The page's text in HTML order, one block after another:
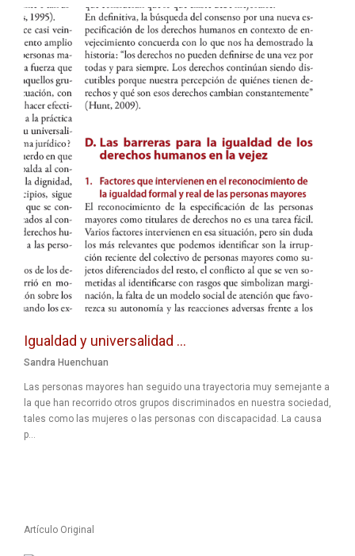
Igualdad y universalidad ...
Sandra Huenchuan
Las personas mayores han seguido una trayectoria muy semejante a
la que han recorrido otros grupos discriminados en nuestra sociedad,
tales como las mujeres o las personas con discapacidad. La causa
p...
Artículo Original